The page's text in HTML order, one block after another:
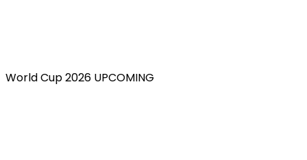
World Cup 2026 UPCOMING